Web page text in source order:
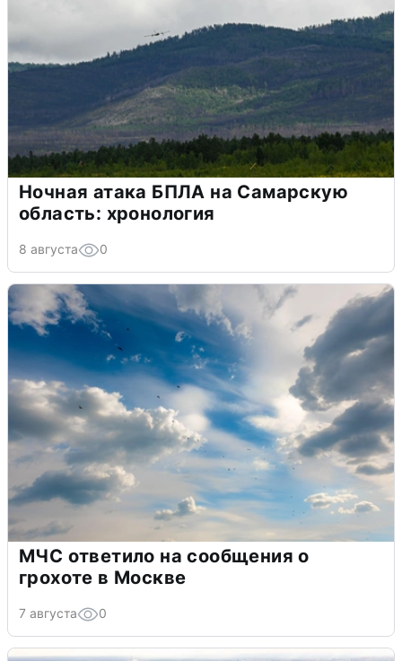
Ночная атака БПЛА на Самарскую
область: хронология
8 августа 0
МЧС ответило на сообщения о
грохоте в Москве
7 августа 0